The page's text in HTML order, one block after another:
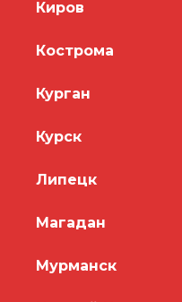
Киров
Кострома
Курган
Курск
Липецк
Магадан
Мурманск